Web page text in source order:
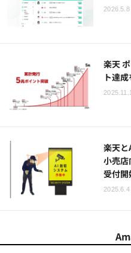
楽天
ト達
楽天
小売店
受付開